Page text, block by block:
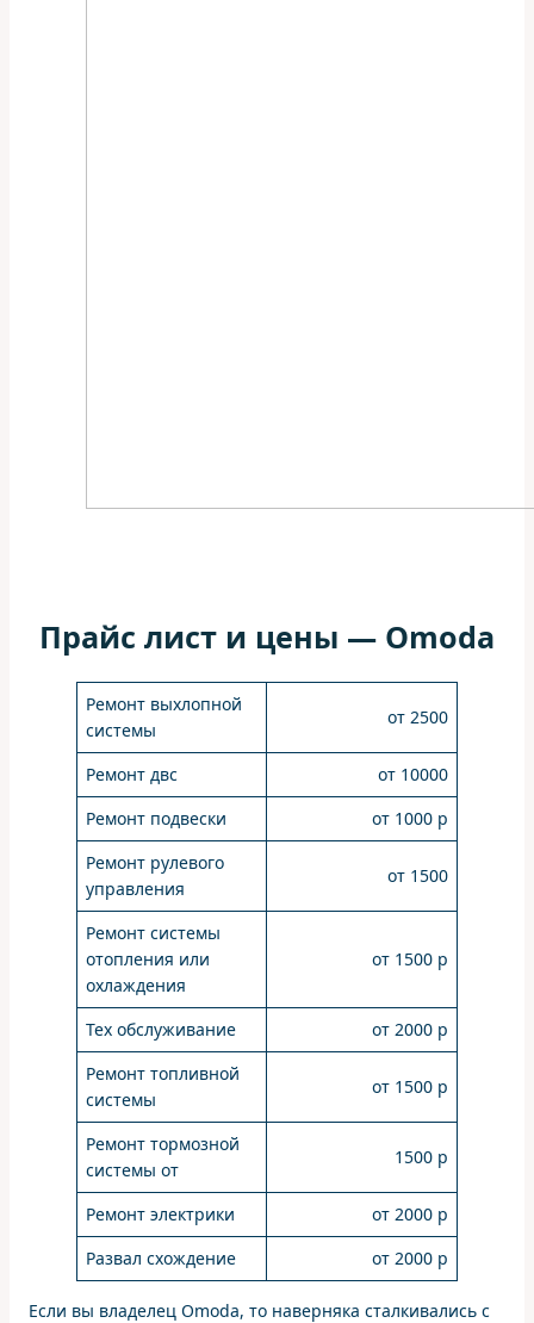
Прайс лист и цены — Omoda
Ремонт выхлопной
системы
от 2500
Ремонт двс
от 10000
Ремонт подвески
от 1000 р
Ремонт рулевого
управления
от 1500
Ремонт системы
отопления или
охлаждения
от 1500 р
Тех обслуживание
от 2000 р
Ремонт топливной
системы
от 1500 р
Ремонт тормозной
системы от
1500 р
Ремонт электрики
от 2000 р
Развал схождение
от 2000 р
Если вы владелец Omoda, то наверняка сталкивались с